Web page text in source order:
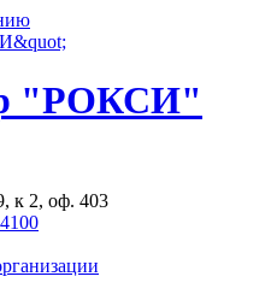
"РОКСИ"
к 2, оф. 403